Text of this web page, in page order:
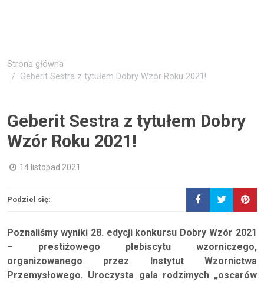
Strona główna
Geberit Sestra z tytułem Dobry Wzór Roku 2021!
Geberit Sestra z tytułem Dobry
Wzór Roku 2021!
14 listopad 2021
Podziel się:
Poznaliśmy wyniki 28. edycji konkursu Dobry Wzór 2021
– prestiżowego plebiscytu wzorniczego,
organizowanego przez Instytut Wzornictwa
Przemysłowego. Uroczysta gala rodzimych „oscarów